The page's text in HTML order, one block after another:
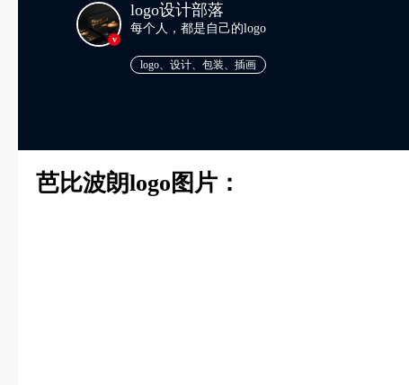
v
logo设计部落
每个人，都是自己的logo
logo、设计、包装、插画
芭比波朗logo图片：